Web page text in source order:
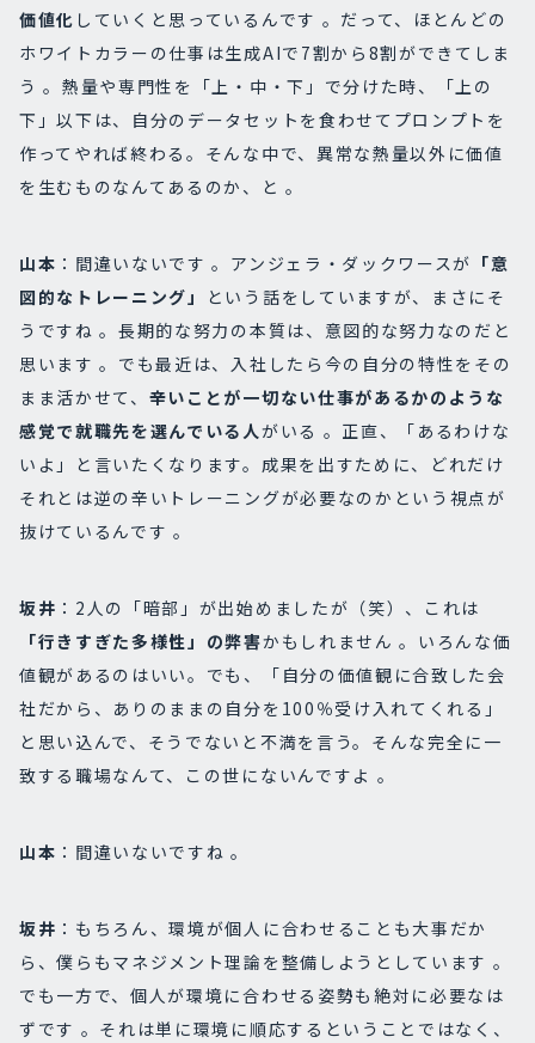
価値化 していくと思っているんです 。だって、ほとんどの
ホワイトカラーの仕事は生成AIで7割から8割ができてしま
う 。熱量や専門性を「上・中・下」で分けた時、「上の
下」以下は、自分のデータセットを食わせてプロンプトを
作ってやれば終わる。そんな中で、異常な熱量以外に価値
を生むものなんてあるのか、と 。
山本 ：間違いないです 。アンジェラ・ダックワースが 「意
図的なトレーニング」
という話をしていますが、まさにそ
うですね 。長期的な努力の本質は、意図的な努力なのだと
思います 。でも最近は、入社したら今の自分の特性をその
まま活かせて、 辛いことが一切ない仕事があるかのような
感覚で就職先を選んでいる人がいる 。正直、「あるわけな
いよ」と言いたくなります。成果を出すために、どれだけ
それとは逆の辛いトレーニングが必要なのかという視点が
抜けているんです 。
坂井 ：2人の「暗部」が出始めましたが（笑）、これは
「行きすぎた多様性」の弊害かもしれません 。いろんな価
値観があるのはいい。でも、「自分の価値観に合致した会
社だから、ありのままの自分を100％受け入れてくれる」
と思い込んで、そうでないと不満を言う。そんな完全に一
致する職場なんて、この世にないんですよ 。
山本 ：間違いないですね 。
坂井 ：もちろん、環境が個人に合わせることも大事だか
ら、僕らもマネジメント理論を整備しようとしています 。
でも一方で、個人が環境に合わせる姿勢も絶対に必要なは
ずです 。それは単に環境に順応するということではなく、